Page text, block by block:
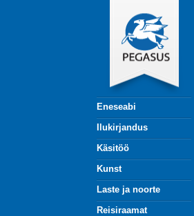
Eneseabi
Ilukirjandus
Käsitöö
Kunst
Laste ja noorte
Reisiraamat